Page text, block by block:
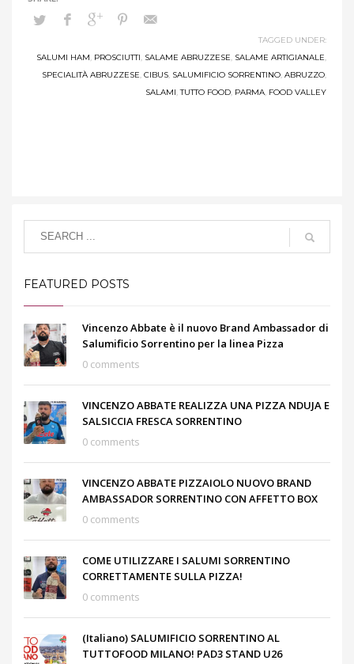
TAGGED UNDER:
SALUMI HAM, PROSCIUTTI, SALAME ABRUZZESE, SALAME ARTIGIANALE,
SPECIALITÀ ABRUZZESE, CIBUS, SALUMIFICIO SORRENTINO, ABRUZZO,
SALAMI,TUTTO FOOD, PARMA, FOOD VALLEY
FEATURED POSTS
Vincenzo Abbate è il nuovo Brand Ambassador di
Salumificio Sorrentino per la linea Pizza
0 comments
VINCENZO ABBATE REALIZZA UNA PIZZA NDUJA E
SALSICCIA FRESCA SORRENTINO
0 comments
VINCENZO ABBATE PIZZAIOLO NUOVO BRAND
AMBASSADOR SORRENTINO CON AFFETTO BOX
0 comments
COME UTILIZZARE I SALUMI SORRENTINO
CORRETTAMENTE SULLA PIZZA!
0 comments
(Italiano) SALUMIFICIO SORRENTINO AL
TUTTOFOOD MILANO! PAD3 STAND U26